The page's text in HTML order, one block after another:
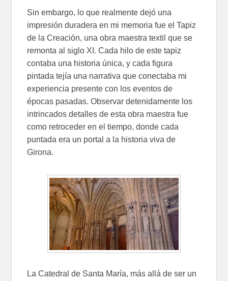
Sin embargo, lo que realmente dejó una
impresión duradera en mi memoria fue el Tapiz
de la Creación, una obra maestra textil que se
remonta al siglo XI. Cada hilo de este tapiz
contaba una historia única, y cada figura
pintada tejía una narrativa que conectaba mi
experiencia presente con los eventos de
épocas pasadas. Observar detenidamente los
intrincados detalles de esta obra maestra fue
como retroceder en el tiempo, donde cada
puntada era un portal a la historia viva de
Girona.
La Catedral de Santa María, más allá de ser un